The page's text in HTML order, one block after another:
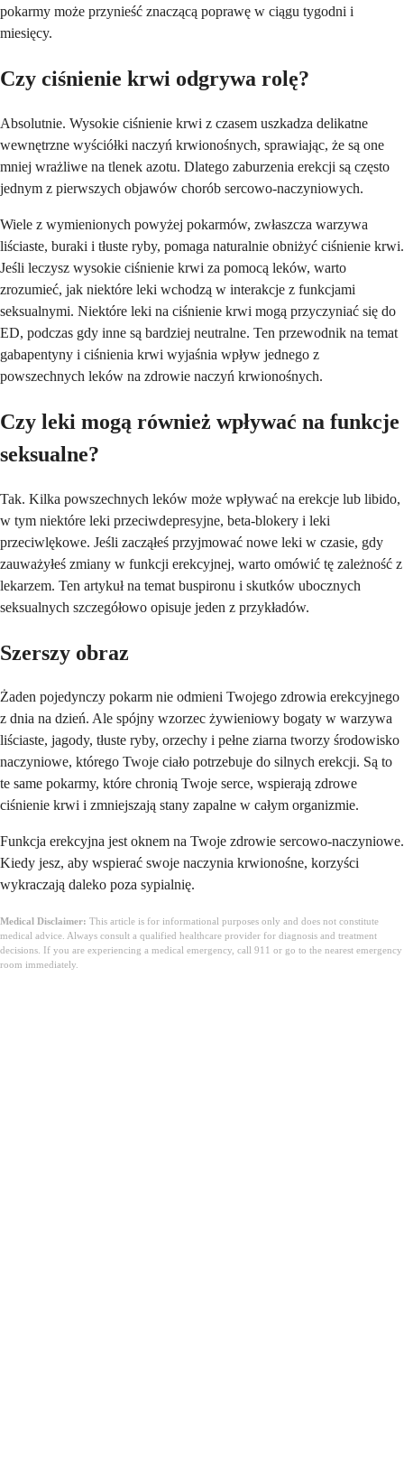
pokarmy może przynieść znaczącą poprawę w ciągu tygodni i
miesięcy.
Czy ciśnienie krwi odgrywa rolę?
Absolutnie. Wysokie ciśnienie krwi z czasem uszkadza delikatne
wewnętrzne wyściółki naczyń krwionośnych, sprawiając, że są one
mniej wrażliwe na tlenek azotu. Dlatego zaburzenia erekcji są często
jednym z pierwszych objawów chorób sercowo-naczyniowych.
Wiele z wymienionych powyżej pokarmów, zwłaszcza warzywa
liściaste, buraki i tłuste ryby, pomaga naturalnie obniżyć ciśnienie krwi.
Jeśli leczysz wysokie ciśnienie krwi za pomocą leków, warto
zrozumieć, jak niektóre leki wchodzą w interakcje z funkcjami
seksualnymi. Niektóre leki na ciśnienie krwi mogą przyczyniać się do
ED, podczas gdy inne są bardziej neutralne. Ten przewodnik na temat
gabapentyny i ciśnienia krwi wyjaśnia wpływ jednego z
powszechnych leków na zdrowie naczyń krwionośnych.
Czy leki mogą również wpływać na funkcje
seksualne?
Tak. Kilka powszechnych leków może wpływać na erekcje lub libido,
w tym niektóre leki przeciwdepresyjne, beta-blokery i leki
przeciwlękowe. Jeśli zacząłeś przyjmować nowe leki w czasie, gdy
zauważyłeś zmiany w funkcji erekcyjnej, warto omówić tę zależność z
lekarzem. Ten artykuł na temat buspironu i skutków ubocznych
seksualnych szczegółowo opisuje jeden z przykładów.
Szerszy obraz
Żaden pojedynczy pokarm nie odmieni Twojego zdrowia erekcyjnego
z dnia na dzień. Ale spójny wzorzec żywieniowy bogaty w warzywa
liściaste, jagody, tłuste ryby, orzechy i pełne ziarna tworzy środowisko
naczyniowe, którego Twoje ciało potrzebuje do silnych erekcji. Są to
te same pokarmy, które chronią Twoje serce, wspierają zdrowe
ciśnienie krwi i zmniejszają stany zapalne w całym organizmie.
Funkcja erekcyjna jest oknem na Twoje zdrowie sercowo-naczyniowe.
Kiedy jesz, aby wspierać swoje naczynia krwionośne, korzyści
wykraczają daleko poza sypialnię.
Medical Disclaimer: This article is for informational purposes only and does not constitute
medical advice. Always consult a qualified healthcare provider for diagnosis and treatment
decisions. If you are experiencing a medical emergency, call 911 or go to the nearest emergency
room immediately.